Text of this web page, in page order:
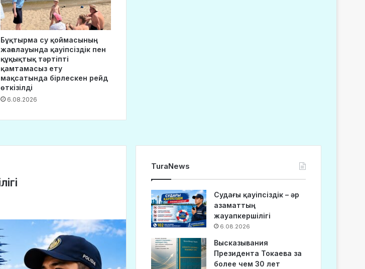
Бұқтырма су қоймасының
жағалауында қауіпсіздік пен
құқықтық тәртіпті
қамтамасыз ету
мақсатында бірлескен рейд
өткізілді
6.08.2026